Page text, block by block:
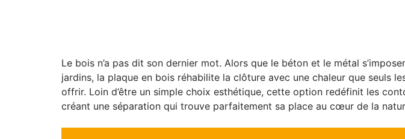
Le bois n’a pas dit son dernier mot. Alors que le béton et le métal
jardins, la plaque en bois réhabilite la clôture avec une chaleur que seuls
offrir. Loin d’être un simple choix esthétique, cette option redéfinit les
créant une séparation qui trouve parfaitement sa place au cœur de la